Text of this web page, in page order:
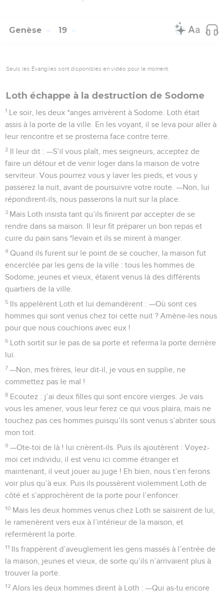
Genèse 19
Seuls les Évangiles sont disponibles en vidéo pour le moment.
Loth échappe à la destruction de Sodome
1 Le soir, les deux *anges arrivèrent à Sodome. Loth était
assis à la porte de la ville. En les voyant, il se leva pour aller à
leur rencontre et se prosterna face contre terre.
2 Il leur dit : —S’il vous plaît, mes seigneurs, acceptez de
faire un détour et de venir loger dans la maison de votre
serviteur. Vous pourrez vous y laver les pieds, et vous y
passerez la nuit, avant de poursuivre votre route. —Non, lui
répondirent-ils, nous passerons la nuit sur la place.
3 Mais Loth insista tant qu’ils finirent par accepter de se
rendre dans sa maison. Il leur fit préparer un bon repas et
cuire du pain sans *levain et ils se mirent à manger.
4 Quand ils furent sur le point de se coucher, la maison fut
encerclée par les gens de la ville : tous les hommes de
Sodome, jeunes et vieux, étaient venus là des différents
quartiers de la ville.
5 Ils appelèrent Loth et lui demandèrent : —Où sont ces
hommes qui sont venus chez toi cette nuit ? Amène-les nous
pour que nous couchions avec eux !
6 Loth sortit sur le pas de sa porte et referma la porte derrière
lui.
7 —Non, mes frères, leur dit-il, je vous en supplie, ne
commettez pas le mal !
8 Ecoutez : j’ai deux filles qui sont encore vierges. Je vais
vous les amener, vous leur ferez ce qui vous plaira, mais ne
touchez pas ces hommes puisqu’ils sont venus s’abriter sous
mon toit.
9 —Ote-toi de là ! lui crièrent-ils. Puis ils ajoutèrent : Voyez-
moi cet individu, il est venu ici comme étranger et
maintenant, il veut jouer au juge ! Eh bien, nous t’en ferons
voir plus qu’à eux. Puis ils poussèrent violemment Loth de
côté et s’approchèrent de la porte pour l’enfoncer.
10 Mais les deux hommes venus chez Loth se saisirent de lui,
le ramenèrent vers eux à l’intérieur de la maison, et
refermèrent la porte.
11 Ils frappèrent d’aveuglement les gens massés à l’entrée de
la maison, jeunes et vieux, de sorte qu’ils n’arrivaient plus à
trouver la porte.
12 Alors les deux hommes dirent à Loth : —Qui as-tu encore